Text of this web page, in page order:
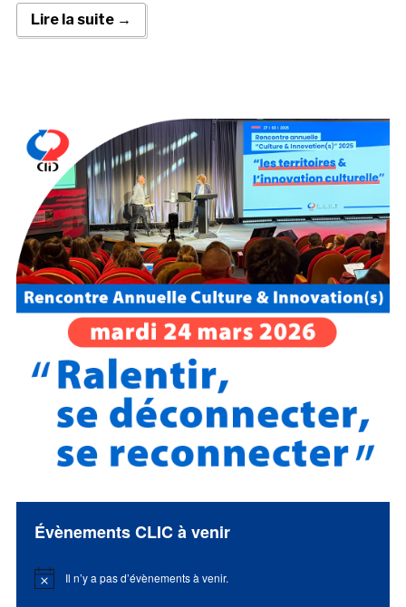
Lire la suite →
Évènements CLIC à venir
Notice Il n’y a pas d’évènements à venir.